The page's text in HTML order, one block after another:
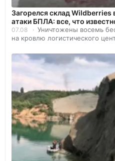
Загорелся склад Wildberries
атаки БПЛА: все, что
07.08
Уничтожены восемь
на кровлю логистического